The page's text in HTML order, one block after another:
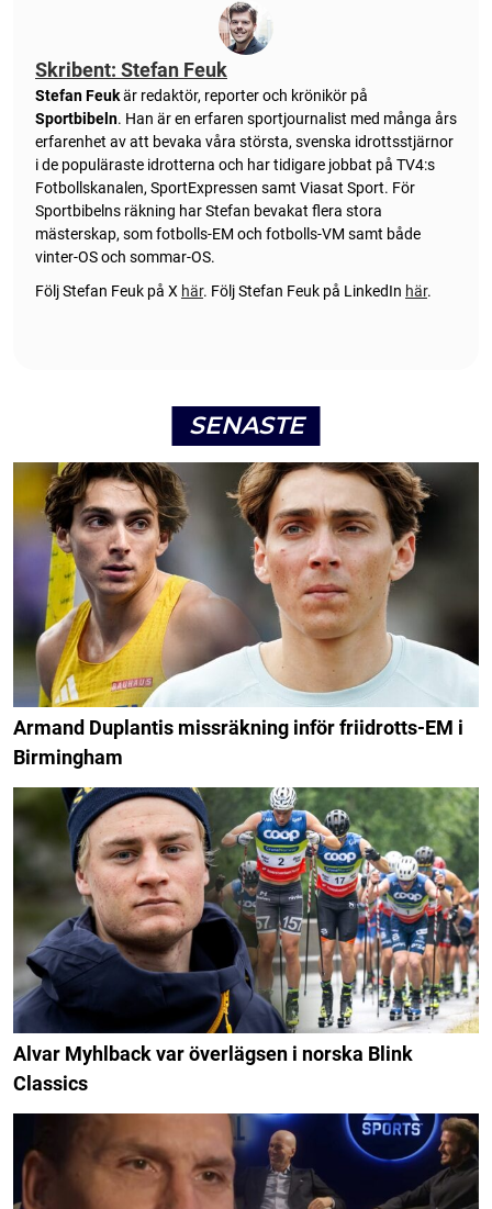
Skribent: Stefan Feuk
Stefan Feukär redaktör, reporter och krönikör på
Sportbibeln. Han är en erfaren sportjournalist med många års
erfarenhet av att bevaka våra största, svenska idrottsstjärnor
i de populäraste idrotterna och har tidigare jobbat på TV4:s
Fotbollskanalen, SportExpressen samt Viasat Sport. För
Sportbibelns räkning har Stefan bevakat flera stora
mästerskap, som fotbolls-EM och fotbolls-VM samt både
vinter-OS och sommar-OS.
Följ Stefan Feuk på X här. Följ Stefan Feuk på LinkedIn här.
SENASTE
Armand Duplantis missräkning inför friidrotts-EM i
Birmingham
Alvar Myhlback var överlägsen i norska Blink
Classics